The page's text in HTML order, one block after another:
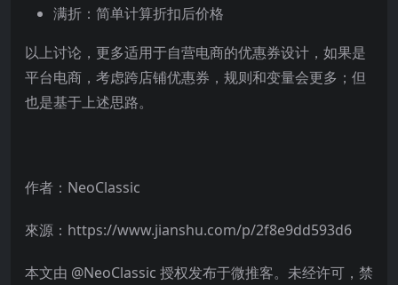
满折：简单计算折扣后价格
以上讨论，更多适用于自营电商的优惠券设计，如果是
平台电商，考虑跨店铺优惠券，规则和变量会更多；但
也是基于上述思路。
作者：NeoClassic
來源：https://www.jianshu.com/p/2f8e9dd593d6
本文由 @NeoClassic 授权发布于微推客。未经许可，禁